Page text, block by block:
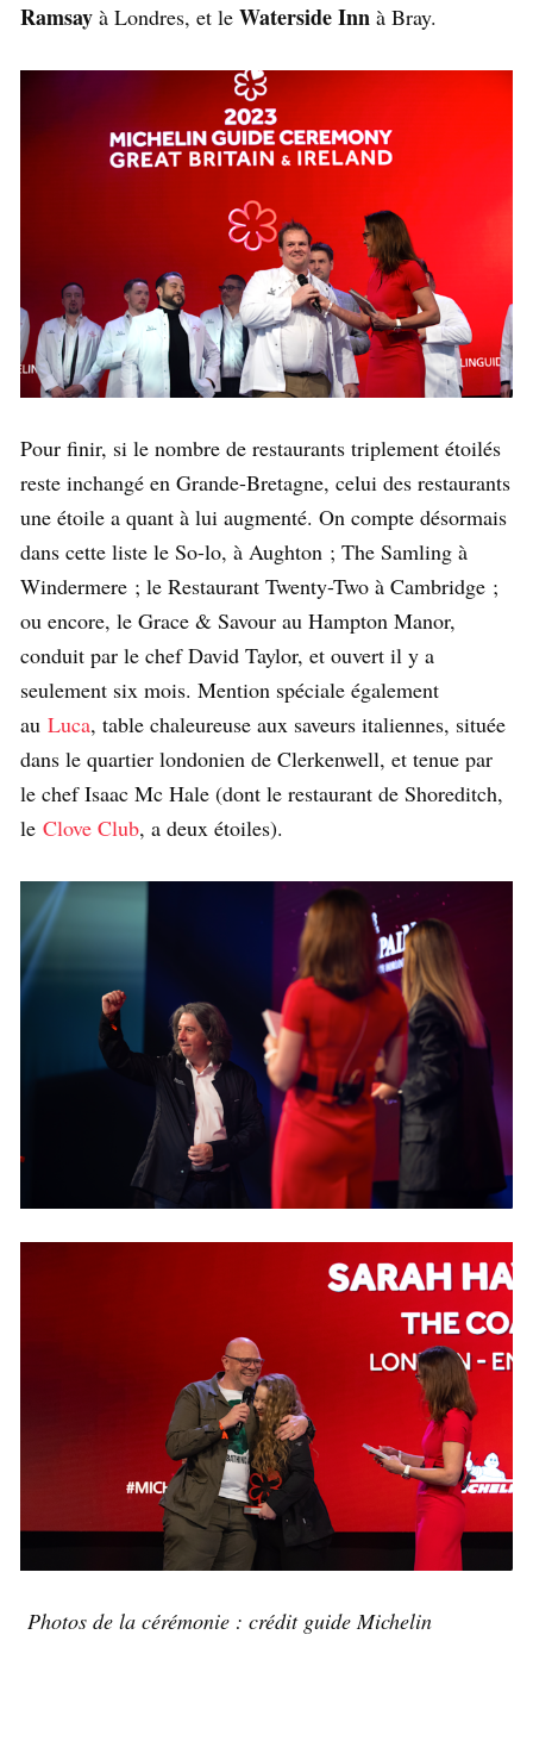
Ramsay à Londres, et le Waterside Inn à Bray.
Pour finir, si le nombre de restaurants triplement étoilés
reste inchangé en Grande-Bretagne, celui des restaurants
une étoile a quant à lui augmenté. On compte désormais
dans cette liste le So-lo, à Aughton ; The Samling à
Windermere ; le Restaurant Twenty-Two à Cambridge ;
ou encore, le Grace & Savour au Hampton Manor,
conduit par le chef David Taylor, et ouvert il y a
seulement six mois. Mention spéciale également
au Luca, table chaleureuse aux saveurs italiennes, située
dans le quartier londonien de Clerkenwell, et tenue par
le chef Isaac Mc Hale (dont le restaurant de Shoreditch,
le Clove Club, a deux étoiles).
Photos de la cérémonie : crédit guide Michelin